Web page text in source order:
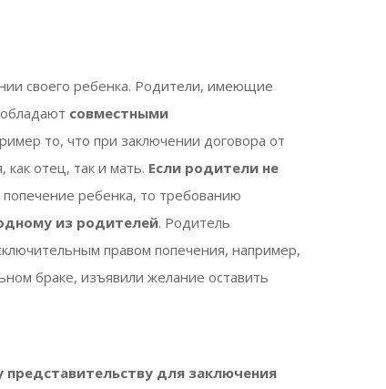
своего ребенка. Родители, имеющие
совместными
то, что при заключении договора от
отец, так и мать. Если родители не
ребенка, то требованию
из родителей. Родитель
правом попечения, например,
браке, изъявили желание оставить
для заключения